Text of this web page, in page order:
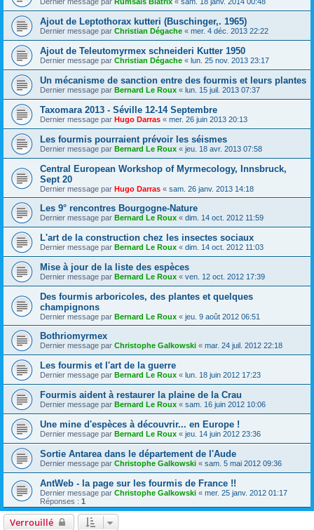
Ajout de Leptothorax kutteri (Buschinger,. 1965)
Dernier message par Christian Dégache « mer. 4 déc. 2013 22:22
Ajout de Teleutomyrmex schneideri Kutter 1950
Dernier message par Christian Dégache « lun. 25 nov. 2013 23:17
Un mécanisme de sanction entre des fourmis et leurs plantes
Dernier message par Bernard Le Roux « lun. 15 juil. 2013 07:37
Taxomara 2013 - Séville 12-14 Septembre
Dernier message par Hugo Darras « mer. 26 juin 2013 20:13
Les fourmis pourraient prévoir les séismes
Dernier message par Bernard Le Roux « jeu. 18 avr. 2013 07:58
Central European Workshop of Myrmecology, Innsbruck,
Sept 20
Dernier message par Hugo Darras « sam. 26 janv. 2013 14:18
Les 9° rencontres Bourgogne-Nature
Dernier message par Bernard Le Roux « dim. 14 oct. 2012 11:59
L'art de la construction chez les insectes sociaux
Dernier message par Bernard Le Roux « dim. 14 oct. 2012 11:03
Mise à jour de la liste des espèces
Dernier message par Bernard Le Roux « ven. 12 oct. 2012 17:39
Des fourmis arboricoles, des plantes et quelques
champignons
Dernier message par Bernard Le Roux « jeu. 9 août 2012 06:51
Bothriomyrmex
Dernier message par Christophe Galkowski « mar. 24 juil. 2012 22:18
Les fourmis et l'art de la guerre
Dernier message par Bernard Le Roux « lun. 18 juin 2012 17:23
Fourmis aident à restaurer la plaine de la Crau
Dernier message par Bernard Le Roux « sam. 16 juin 2012 10:06
Une mine d'espèces à découvrir... en Europe !
Dernier message par Bernard Le Roux « jeu. 14 juin 2012 23:36
Sortie Antarea dans le département de l'Aude
Dernier message par Christophe Galkowski « sam. 5 mai 2012 09:36
AntWeb - la page sur les fourmis de France !!
Dernier message par Christophe Galkowski « mer. 25 janv. 2012 01:17
Réponses : 1
Verrouillé